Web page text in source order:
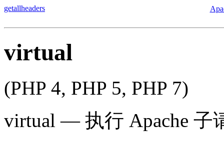
getallheaders
virtual
(PHP 4, PHP 5, PHP 7)
virtual — 执行 Apache 子